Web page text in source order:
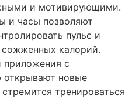
и мотивирующими.
и часы позволяют
пульс и
сожженных калорий.
приложения с
открывают новые
тренироваться